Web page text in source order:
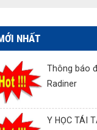
NHẤT
Thông báo
Radiner
Y HỌC TÁI